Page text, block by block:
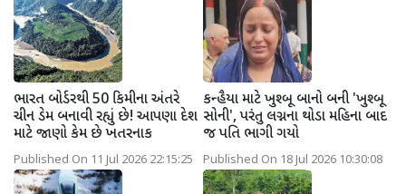
ભારત બોર્ડરથી 50 કિમીના અંતરે
ચીન ડેમ બનાવી રહ્યું છે! આપણા દેશ
માટે જાણો કેમ છે ખતરનાક
Published On 11 Jul 2026 22:15:25
કન્હૈયા માટે ખુશ્બૂ બાનો બની 'ખુશ્બૂ
સોની', પરંતુ લગ્નના થોડા મહિના બાદ
જ પતિ ભાગી ગયો
Published On 18 Jul 2026 10:30:08